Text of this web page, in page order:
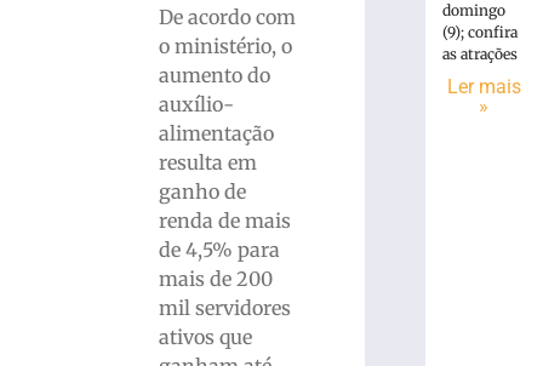
De acordo com
o ministério, o
aumento do
auxílio-
alimentação
resulta em
ganho de
renda de mais
de 4,5% para
mais de 200
mil servidores
ativos que
domingo
(9); confira
as atrações
Ler mais
»